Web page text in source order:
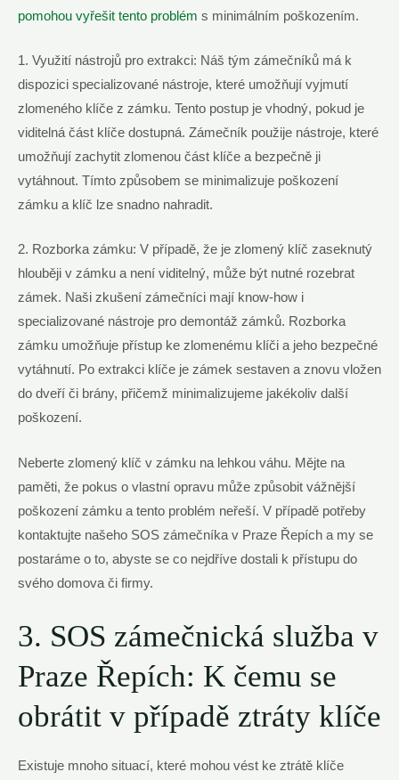
pomohou vyřešit tento problém s minimálním poškozením.
1. Využití nástrojů pro extrakci: Náš tým zámečníků má k
dispozici specializované nástroje, které umožňují vyjmutí
zlomeného klíče z zámku. Tento postup je vhodný, pokud je
viditelná část klíče dostupná. Zámečník použije nástroje, které
umožňují zachytit zlomenou část klíče a bezpečně ji
vytáhnout. Tímto způsobem se minimalizuje poškození
zámku a klíč lze snadno nahradit.
2. Rozborka zámku: V případě, že je zlomený klíč zaseknutý
hlouběji v zámku a není viditelný, může být nutné rozebrat
zámek. Naši zkušení zámečníci mají know-how i
specializované nástroje pro demontáž zámků. Rozborka
zámku umožňuje přístup ke zlomenému klíči a jeho bezpečné
vytáhnutí. Po extrakci klíče je zámek sestaven a znovu vložen
do dveří či brány, přičemž minimalizujeme jakékoliv další
poškození.
Neberte zlomený klíč v zámku na lehkou váhu. Mějte na
paměti, že pokus o vlastní opravu může způsobit vážnější
poškození zámku a tento problém neřeší. V případě potřeby
kontaktujte našeho SOS zámečníka v Praze Řepích a my se
postaráme o to, abyste se co nejdříve dostali k přístupu do
svého domova či firmy.
3. SOS zámečnická služba v
Praze Řepích: K čemu se
obrátit v případě ztráty klíče
Existuje mnoho situací, které mohou vést ke ztrátě klíče